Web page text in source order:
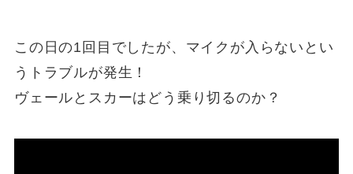
この日の1回目でしたが、マイクが入らないとい
うトラブルが発生！
ヴェールとスカーはどう乗り切るのか？